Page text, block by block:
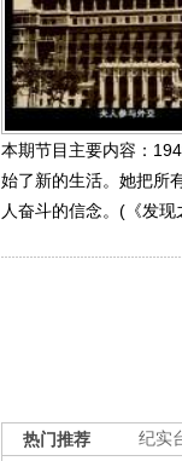
本期节目主要内容：
始了新的生活。她把所
人奋斗的信念。(《发
纪实
热门推荐